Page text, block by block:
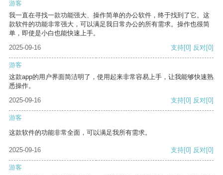
游客
我一直在寻找一款功能强大、操作简单的办公软件，终于找到了它。这
款软件的功能非常强大，可以满足我日常办公的所有需求。操作也很简
单，即使是小白也能快速上手。
2025-09-16
支持[0] 反对[0]
游客
这款app的用户界面简洁明了，使用起来非常容易上手，让我能够快速熟
悉操作。
2025-09-16
支持[0] 反对[0]
游客
这款软件的功能非常全面，可以满足我所有需求。
2025-09-16 支持[0] 反对[0]
游客